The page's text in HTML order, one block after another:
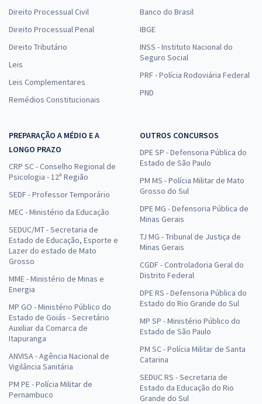
Direito Processual Civil
Direito Processual Penal
Direito Tributário
Leis
Leis Complementares
Remédios Constitucionais
Banco do Brasil
IBGE
INSS - Instituto Nacional do
Seguro Social
PRF - Polícia Rodoviária Federal
PND
PREPARAÇÃO A MÉDIO E A
LONGO PRAZO
CRP SC - Conselho Regional de
Psicologia - 12ª Região
SEDF - Professor Temporário
MEC - Ministério da Educação
SEDUC/MT - Secretaria de
Estado de Educação, Esporte e
Lazer do estado de Mato
Grosso
MME - Ministério de Minas e
Energia
MP GO - Ministério Público do
Estado de Goiás - Secretário
Auxiliar da Comarca de
Itapuranga
ANVISA - Agência Nacional de
Vigilância Sanitária
PM PE - Polícia Militar de
Pernambuco
OUTROS CONCURSOS
DPE SP - Defensoria Pública do
Estado de São Paulo
PM MS - Polícia Militar de Mato
Grosso do Sul
DPE MG - Defensoria Pública de
Minas Gerais
TJ MG - Tribunal de Justiça de
Minas Gerais
CGDF - Controladoria Geral do
Distrito Federal
DPE RS - Defensoria Pública do
Estado do Rio Grande do Sul
MP SP - Ministério Público do
Estado de São Paulo
PM SC - Polícia Militar de Santa
Catarina
SEDUC RS - Secretaria de
Estado da Educação do Rio
Grande do Sul